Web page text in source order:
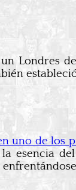
Londres
uno de los
esencia